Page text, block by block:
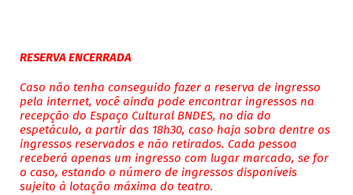
RESERVA ENCERRADA
Caso não tenha conseguido fazer a reserva de ingresso
pela internet, você ainda pode encontrar ingressos na
recepção do Espaço Cultural BNDES, no dia do
espetáculo, a partir das 18h30, caso haja sobra dentre os
ingressos reservados e não retirados. Cada pessoa
receberá apenas um ingresso com lugar marcado, se for
o caso, estando o número de ingressos disponíveis
sujeito à lotação máxima do teatro.